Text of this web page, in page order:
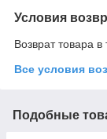
Условия
Возврат товара
Все условия
Подобные